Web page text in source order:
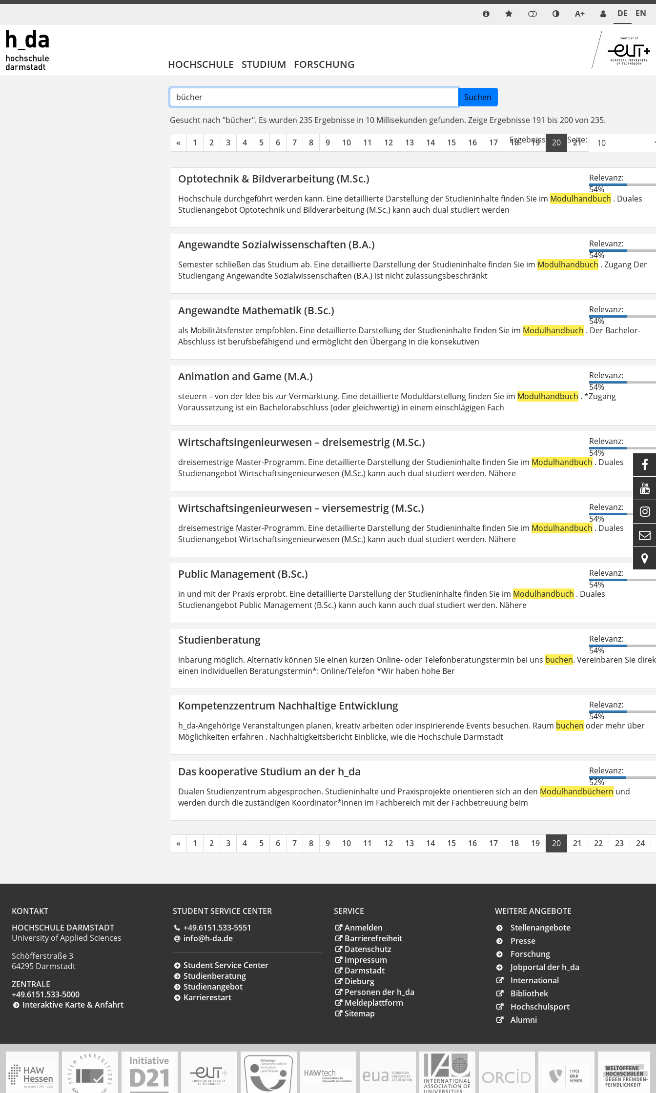
A+ DE EN
HOCHSCHULE STUDIUM FORSCHUNG
Suchen
Gesucht nach "bücher". Es wurden 235 Ergebnisse in 10 Millisekunden gefunden. Zeige Ergebnisse 191 bis 200 von 235.
« 1 2 3 4 5 6 7 8 9 10 11 12 13 14 15 16 17 18 19 20 21 22
Ergebnisse pro Seite:
Optotechnik & Bildverarbeitung (M.Sc.)
Relevanz:
54%
Hochschule durchgeführt werden kann. Eine detaillierte Darstellung der Studieninhalte finden Sie im Modulhandbuch . Duales
Studienangebot Optotechnik und Bildverarbeitung (M.Sc.) kann auch dual studiert werden
Angewandte Sozialwissenschaften (B.A.)
Relevanz:
54%
Semester schließen das Studium ab. Eine detaillierte Darstellung der Studieninhalte finden Sie im Modulhandbuch . Zugang Der
Studiengang Angewandte Sozialwissenschaften (B.A.) ist nicht zulassungsbeschränkt
Angewandte Mathematik (B.Sc.)
Relevanz:
54%
als Mobilitätsfenster empfohlen. Eine detaillierte Darstellung der Studieninhalte finden Sie im Modulhandbuch . Der Bachelor-
Abschluss ist berufsbefähigend und ermöglicht den Übergang in die konsekutiven
Animation and Game (M.A.)
Relevanz:
54%
steuern – von der Idee bis zur Vermarktung. Eine detaillierte Moduldarstellung finden Sie im Modulhandbuch . *Zugang
Voraussetzung ist ein Bachelorabschluss (oder gleichwertig) in einem einschlägigen Fach
Wirtschaftsingenieurwesen – dreisemestrig (M.Sc.)
Relevanz:
54%
dreisemestrige Master-Programm. Eine detaillierte Darstellung der Studieninhalte finden Sie im Modulhandbuch . Duales
Studienangebot Wirtschaftsingenieurwesen (M.Sc.) kann auch dual studiert werden. Nähere
Wirtschaftsingenieurwesen – viersemestrig (M.Sc.)
Relevanz:
54%
dreisemestrige Master-Programm. Eine detaillierte Darstellung der Studieninhalte finden Sie im Modulhandbuch . Duales
Studienangebot Wirtschaftsingenieurwesen (M.Sc.) kann auch dual studiert werden. Nähere
Public Management (B.Sc.)
Relevanz:
54%
in und mit der Praxis erprobt. Eine detaillierte Darstellung der Studieninhalte finden Sie im Modulhandbuch . Duales
Studienangebot Public Management (B.Sc.) kann auch kann auch dual studiert werden. Nähere
Studienberatung
Relevanz:
54%
inbarung möglich. Alternativ können Sie einen kurzen Online- oder Telefonberatungstermin bei uns buchen. Vereinbaren Sie
einen individuellen Beratungstermin*: Online/Telefon *Wir haben hohe Ber
Kompetenzzentrum Nachhaltige Entwicklung
Relevanz:
54%
h_da-Angehörige Veranstaltungen planen, kreativ arbeiten oder inspirierende Events besuchen. Raum buchen oder mehr über
Möglichkeiten erfahren . Nachhaltigkeitsbericht Einblicke, wie die Hochschule Darmstadt
Das kooperative Studium an der h_da
Relevanz:
52%
Dualen Studienzentrum abgesprochen. Studieninhalte und Praxisprojekte orientieren sich an den Modulhandbüchern und
werden durch die zuständigen Koordinator*innen im Fachbereich mit der Fachbetreuung beim
« 1 2 3 4 5 6 7 8 9 10 11 12 13 14 15 16 17 18 19 20 21 22 23 24
KONTAKT
HOCHSCHULE DARMSTADT
University of Applied Sciences
Schöfferstraße 3
64295 Darmstadt
ZENTRALE
+49.6151.533-5000
Interaktive Karte & Anfahrt
STUDENT SERVICE CENTER
+49.6151.533-5551
info@h-da.de
Student Service Center
Studienberatung
Studienangebot
Karrierestart
SERVICE
Anmelden
Barrierefreiheit
Datenschutz
Impressum
Darmstadt
Dieburg
Personen der h_da
Meldeplattform
Sitemap
WEITERE ANGEBOTE
Stellenangebote
Presse
Forschung
Jobportal der h_da
International
Bibliothek
Hochschulsport
Alumni




